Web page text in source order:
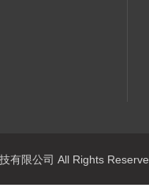
技有限公司 All Rights